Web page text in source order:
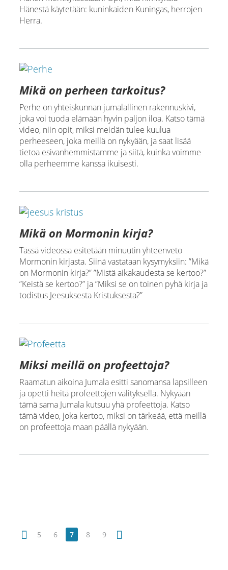
Hänestä käytetään: kuninkaiden Kuningas, herrojen
Herra.
Mikä on perheen tarkoitus?
Perhe on yhteiskunnan jumalallinen rakennuskivi,
joka voi tuoda elämään hyvin paljon iloa. Katso tämä
video, niin opit, miksi meidän tulee kuulua
perheeseen, joka meillä on nykyään, ja saat lisää
tietoa esivanhemmistamme ja siitä, kuinka voimme
olla perheemme kanssa ikuisesti.
Mikä on Mormonin kirja?
Tässä videossa esitetään minuutin yhteenveto
Mormonin kirjasta. Siinä vastataan kysymyksiin: ”Mikä
on Mormonin kirja?” ”Mistä aikakaudesta se kertoo?”
”Keistä se kertoo?” ja ”Miksi se on toinen pyhä kirja ja
todistus Jeesuksesta Kristuksesta?”
Miksi meillä on profeettoja?
Raamatun aikoina Jumala esitti sanomansa lapsilleen
ja opetti heitä profeettojen välityksellä. Nykyään
tämä sama Jumala kutsuu yhä profeettoja. Katso
tämä video, joka kertoo, miksi on tärkeää, että meillä
on profeettoja maan päällä nykyään.
5 6 7 8 9